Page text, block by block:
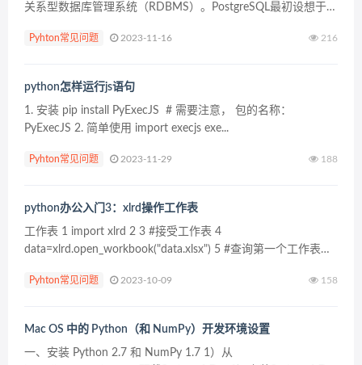
关系型数据库管理系统（RDBMS）。PostgreSQL最初设想于
1...
Pyhton常见问题 2023-11-16 216
python怎样运行js语句
1. 安装 pip install PyExecJS # 需要注意， 包的名称：
PyExecJS 2. 简单使用 import execjs exe...
Pyhton常见问题 2023-11-29 188
python办公入门3：xlrd操作工作表
工作表 1 import xlrd 2 3 #接受工作表 4
data=xlrd.open_workbook("data.xlsx") 5 #查询第一个工作表的
Pyhton常见问题 2023-10-09 158
Mac OS 中的 Python（和 NumPy）开发环境设置
一、安装 Python 2.7 和 NumPy 1.7 1）从